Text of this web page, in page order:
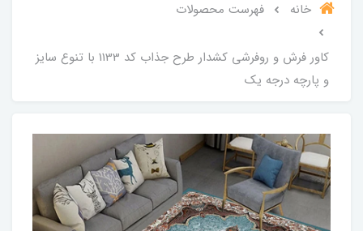
خانه فهرست محصولات
کاور فرش و روفرشی کشدار طرح جذاب کد 1133 با تنوع سایز
و پارچه درجه یک